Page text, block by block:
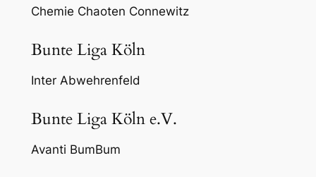
Chemie Chaoten Connewitz
Bunte Liga Köln
Inter Abwehrenfeld
Bunte Liga Köln e.V.
Avanti BumBum